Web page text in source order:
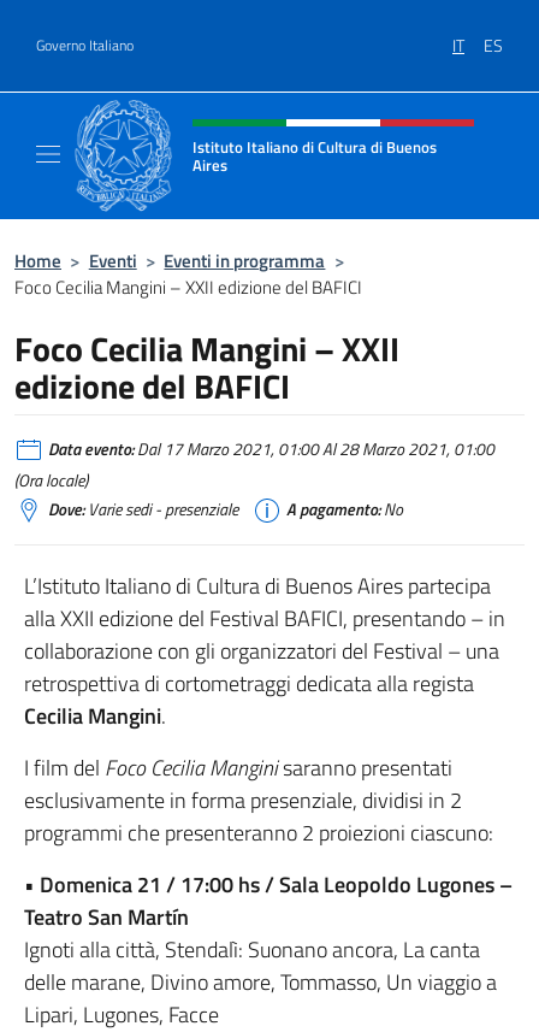
Governo Italiano IT ES
Intestazione sito, social e menù
Istituto Italiano di Cultura di Buenos
Aires
Home > Eventi > Eventi in programma >
Foco Cecilia Mangini – XXII edizione del BAFICI
Foco Cecilia Mangini – XXII
edizione del BAFICI
Data evento:Dal 17 Marzo 2021, 01:00 Al 28 Marzo 2021, 01:00
(Ora locale)
Dove:Varie sedi - presenziale A pagamento:No
L’Istituto Italiano di Cultura di Buenos Aires partecipa
alla XXII edizione del Festival BAFICI, presentando – in
collaborazione con gli organizzatori del Festival – una
retrospettiva di cortometraggi dedicata alla regista
Cecilia Mangini.
I film del Foco Cecilia Manginisaranno presentati
esclusivamente in forma presenziale, dividisi in 2
programmi che presenteranno 2 proiezioni ciascuno:
• Domenica 21 / 17:00 hs / Sala Leopoldo Lugones –
Teatro San Martín
Ignoti alla città, Stendalì: Suonano ancora, La canta
delle marane, Divino amore, Tommasso, Un viaggio a
Lipari, Lugones, Facce